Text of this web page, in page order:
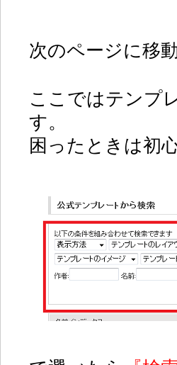
次のページに移
ここではテンプ
す。
困ったときは初